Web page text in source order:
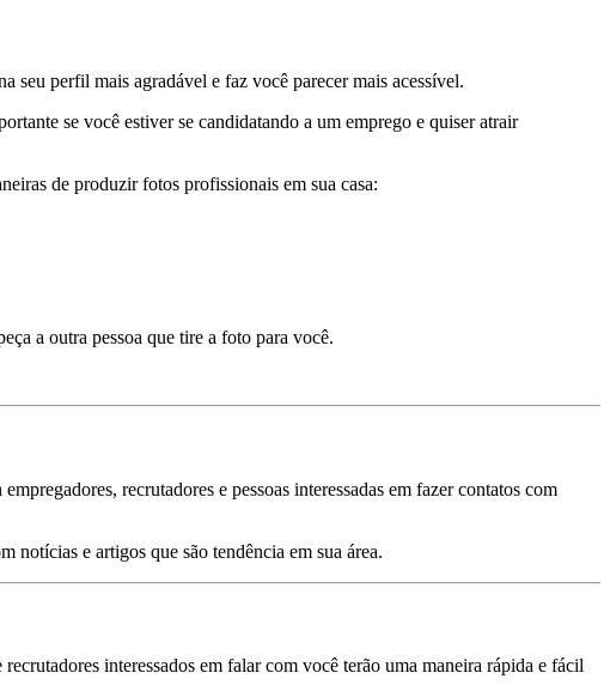
seu perfil mais agradável e faz você parecer mais acessível.
se você estiver se candidatando a um emprego e quiser atrair
de produzir fotos profissionais em sua casa:
a outra pessoa que tire a foto para você.
recrutadores e pessoas interessadas em fazer contatos com
notícias e artigos que são tendência em sua área.
interessados ​​em falar com você terão uma maneira rápida e fácil